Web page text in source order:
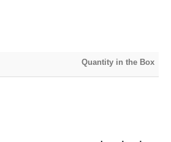
Quantity in the Box